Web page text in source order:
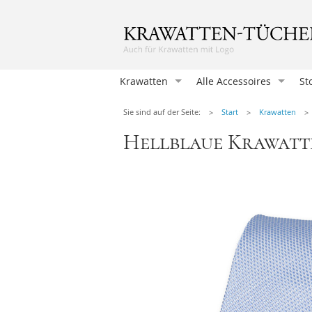
Krawatten
Alle Accessoires
Herrenfliegen
Manschettenknöpfen
Hosenträger
Krawattennadeln
Herren-Taschentücher
Sie sind auf der Seite: Start Krawatten
Hellblaue